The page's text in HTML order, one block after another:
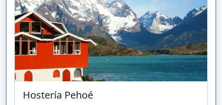
Hostería Pehoé